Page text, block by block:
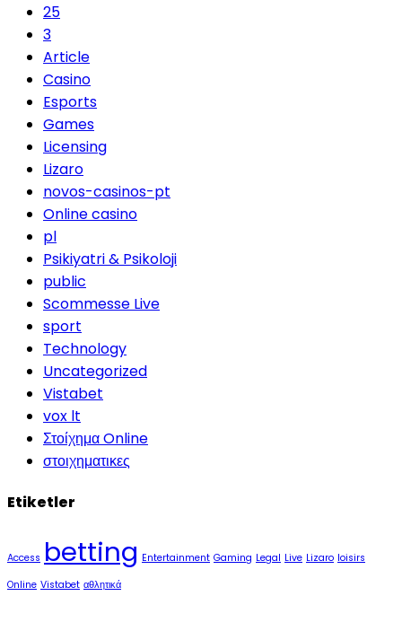
25
3
Article
Casino
Esports
Games
Licensing
Lizaro
novos-casinos-pt
Online casino
pl
Psikiyatri & Psikoloji
public
Scommesse Live
sport
Technology
Uncategorized
Vistabet
vox lt
Στοίχημα Online
στοιχηματικες
Etiketler
Access betting Entertainment Gaming Legal Live Lizaro loisirs
Online Vistabet αθλητικά